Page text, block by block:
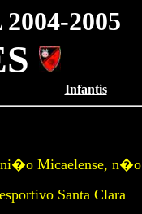
2005
Infantis
Micaelense, n�o
Santa Clara